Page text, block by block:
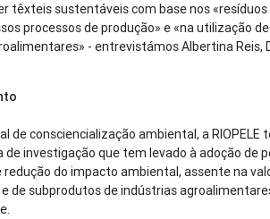
têxteis sustentáveis com base nos
processos de produção» e «na utilização
- entrevistámos Albertina Reis,
de consciencialização ambiental, a RIOPELE
investigação que tem levado à adoção de
redução do impacto ambiental, assente na
de subprodutos de indústrias